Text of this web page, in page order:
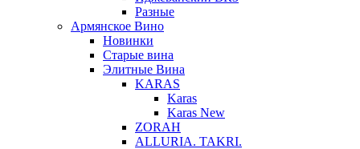
Разные
Армянское Вино
Новинки
Старые вина
Элитные Вина
KARAS
Karas
Karas New
ZORAH
ALLURIA. TAKRI.